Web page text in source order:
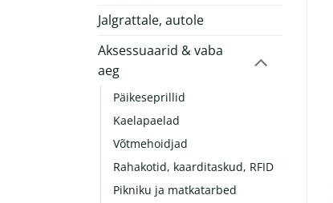
Jalgrattale, autole
Aksessuaarid & vaba
aeg
Päikeseprillid
Kaelapaelad
Võtmehoidjad
Rahakotid, kaarditaskud, RFID
Pikniku ja matkatarbed